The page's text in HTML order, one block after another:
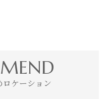
ケーション